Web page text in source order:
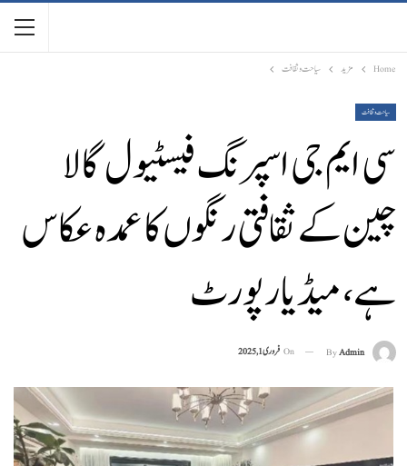
Home مزید سیاحت و ثقافت
سیاحت و ثقافت
سی ایم جی اسپرنگ فیسٹیول گالا
چین کے ثقافتی رنگوں کا عمدہ عکاس
ہے، میڈیا رپورٹ
ByAdmin
On فروری 1, 2025